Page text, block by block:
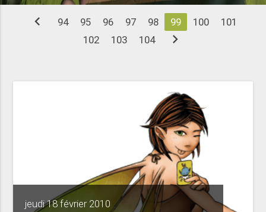
chevron_left 94 95 96 97 98 99 100
101
102
103 104 chevron_right
jeudi 18 février 2010